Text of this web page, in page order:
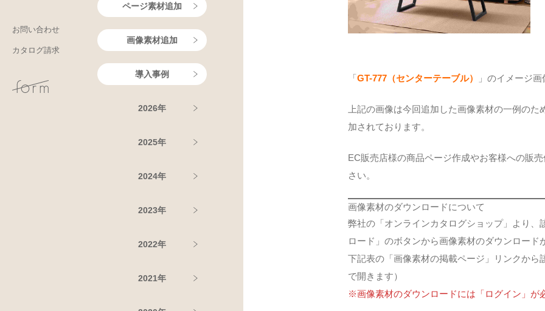
お問い合わせ
カタログ請求
ページ素材追加
画像素材追加
導入事例
2026年
2025年
2024年
2023年
2022年
2021年
「 GT-777（センターテーブル） 」のイメージ画
上記の画像は今回追加した画像素材の一例のた
加されております。
EC販売店様の商品ページ作成やお客様への販
さい。
画像素材のダウンロードについて
弊社の「オンラインカタログショップ」より、
ロード」のボタンから画像素材のダウンロード
下記表の「画像素材の掲載ページ」リンクから
で開きます）
※画像素材のダウンロードには「ログイン」が